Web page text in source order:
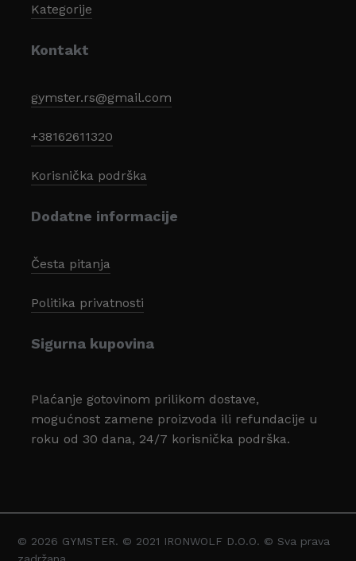
Svega: 0,00
Kategorije
Kontakt
gymster.rs@gmail.com
+38162611320
Korisnička podrška
Dodatne informacije
Česta pitanja
Politika privatnosti
Sigurna kupovina
Plaćanje gotovinom prilikom dostave,
mogućnost zamene proizvoda ili refundacije u
roku od 30 dana, 24/7 korisnička podrška.
© 2026 GYMSTER. © 2021 IRONWOLF D.O.O. © Sva prava
zadržana.